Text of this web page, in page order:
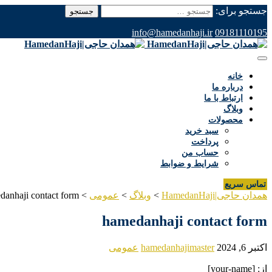
جستجو برای:
09181110195
info@hamedanhaji.ir
خانه
درباره ما
ارتباط با ما
وبلاگ
محصولات
سبد خرید
پرداخت
حساب من
شرایط و ضوابط
تماس سریع
همدان حاجی|HamedanHaji > وبلاگ > عمومی >
contact form
hamedanhaji contact form
اکتبر 6, 2024 hamedanhajimaster عمومی
از: [your-name]